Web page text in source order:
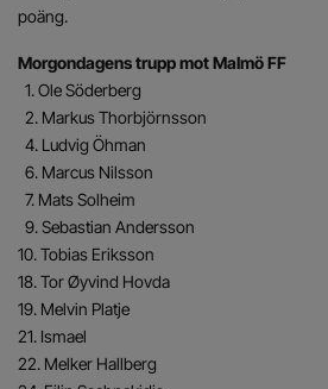
poäng.
Morgondagens trupp mot Malmö FF
1. Ole Söderberg
2. Markus Thorbjörnsson
4. Ludvig Öhman
6. Marcus Nilsson
7. Mats Solheim
9. Sebastian Andersson
10. Tobias Eriksson
18. Tor Øyvind Hovda
19. Melvin Platje
21. Ismael
22. Melker Hallberg